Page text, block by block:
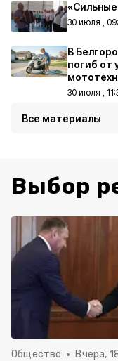
30 июля ,
В
погиб от
30 июля ,
Все материалы
Выбор
Общество Вчера,